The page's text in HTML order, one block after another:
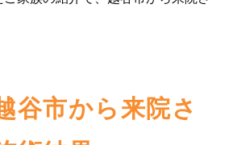
谷市から来院さ